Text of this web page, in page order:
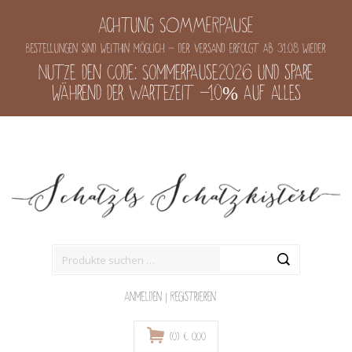
Achtung SOMMERPAUSE
Bestellungen sind weithin möglich - der Versand erfolgt ab 31.08 wieder
Nutze den Code: Sommerpause2026 und spare
während der Wartezeit -10% auf alles
Anmelden | Registrieren
(0) € 0,00